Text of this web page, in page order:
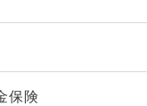
保険